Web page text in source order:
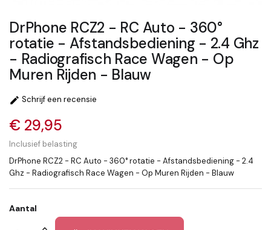
DrPhone RCZ2 - RC Auto - 360°
rotatie - Afstandsbediening - 2.4 Ghz
- Radiografisch Race Wagen - Op
Muren Rijden - Blauw
 Schrijf een recensie
€ 29,95
Inclusief belasting
DrPhone RCZ2 - RC Auto - 360° rotatie - Afstandsbediening - 2.4
Ghz - Radiografisch Race Wagen - Op Muren Rijden - Blauw
Aantal